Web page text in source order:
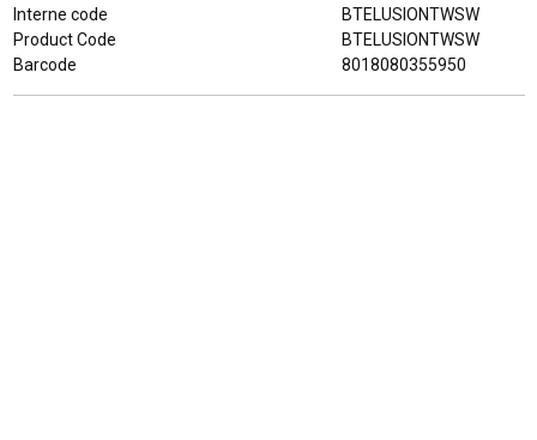
Interne code
BTELUSIONTWSW
Product Code
BTELUSIONTWSW
Barcode
8018080355950